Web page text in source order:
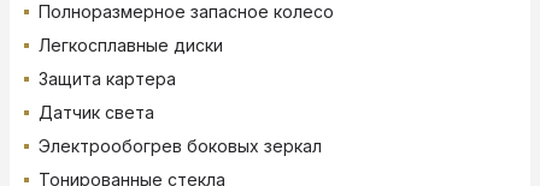
Полноразмерное запасное колесо
Легкосплавные диски
Защита картера
Датчик света
Электрообогрев боковых зеркал
Тонированные стекла